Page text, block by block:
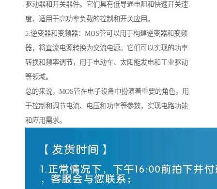
驱动器和开关器件。它们具有低导通电阻和快速开关速
度，适用于高功率负载的控制和开关应用。
5.逆变器和变频器：MOS管可以用于构建逆变器和变频
器，将直流电源转换为交流电源。它们可以实现的功率
转换和频率调节，用于电动车、太阳能发电和工业驱动
等领域。
总的来说，MOS管在电子设备中扮演着重要的角色，用
于控制和调节电流、电压和功率等参数，实现电路功能
和应用需求。